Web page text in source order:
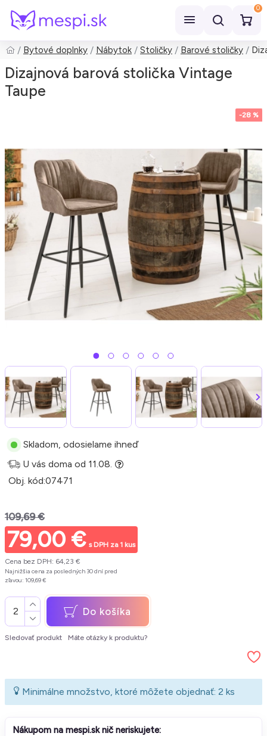
0
Hľadať
Bytové doplnky Nábytok Stoličky Barové stoličky
Dizajnová barová stolička Vintage
Taupe
-28 %
79,00 € s DPH za 1 kus
109,69 €
Cena bez DPH: 64,23 €
Najnižšia cena za posledných 30 dní pred
zľavou: 109,69 €
Skladom, odosielame ihneď
U vás doma od 11.08.
Obj. kód:07471
Do košíka
Sledovať produkt Máte otázky k produktu?
Minimálne množstvo, ktoré môžete objednať: 2 ks
Nákupom na mespi.sk nič neriskujete: